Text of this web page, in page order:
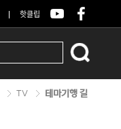
핫클립
TV 테마기행 길